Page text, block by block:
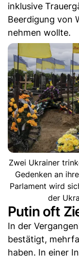
inklusive
Beerdigung von
nehmen wollte.
Zwei Ukrainer
Gedenken an
Parlament wird
der
Putin oft
In der
bestätigt,
haben. In einer